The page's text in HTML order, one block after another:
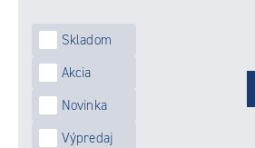
Skladom
Akcia
Novinka
Výpredaj